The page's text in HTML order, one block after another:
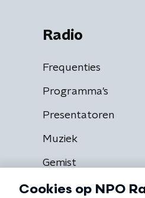
Radio
Frequenties
Programma's
Presentatoren
Muziek
Gemist